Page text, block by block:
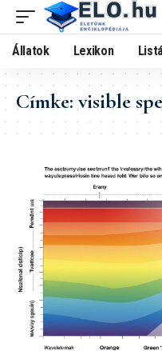
Állatok Lexikon
Címke:visible